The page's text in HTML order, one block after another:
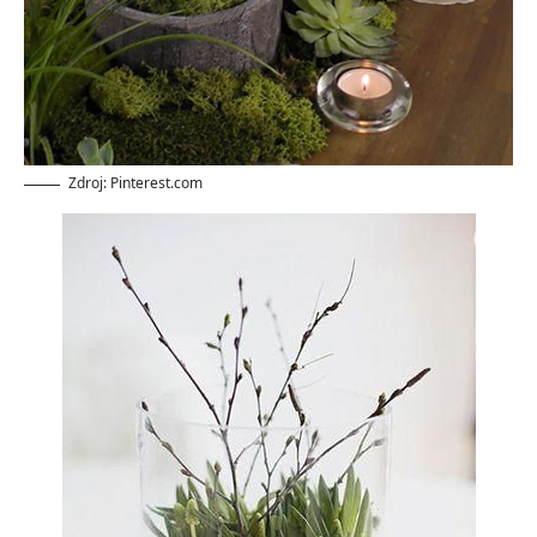
Zdroj: Pinterest.com